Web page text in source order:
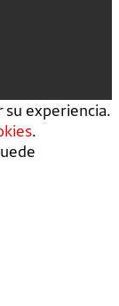
su experiencia.
.